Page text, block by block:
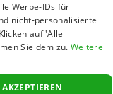
Werbe-IDs für
nicht-personalisierte
auf 'Alle
Sie dem zu. Weitere